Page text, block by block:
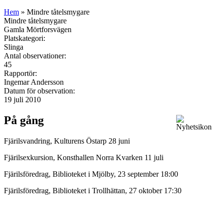
Hem » Mindre tåtelsmygare
Mindre tåtelsmygare
Gamla Mörtforsvägen
Platskategori:
Slinga
Antal observationer:
45
Rapportör:
Ingemar Andersson
Datum för observation:
19 juli 2010
På gång
Fjärilsvandring, Kulturens Östarp 28 juni
Fjärilsexkursion, Konsthallen Norra Kvarken 11 juli
Fjärilsföredrag, Biblioteket i Mjölby, 23 september 18:00
Fjärilsföredrag, Biblioteket i Trollhättan, 27 oktober 17:30